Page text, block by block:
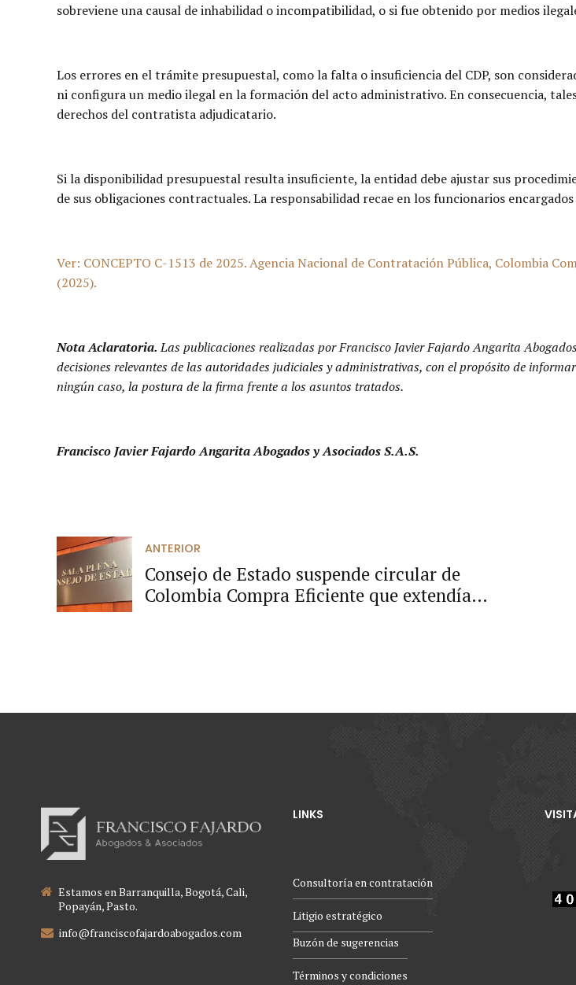
sobreviene una causal de inhabilidad o incompatibilidad, o si fue obtenido por medios
Los errores en el trámite presupuestal, como la falta o insuficiencia del CDP, son
ni configura un medio ilegal en la formación del acto administrativo. En consecuencia,
derechos del contratista adjudicatario.
Si la disponibilidad presupuestal resulta insuficiente, la entidad debe ajustar sus
de sus obligaciones contractuales. La responsabilidad recae en los funcionarios
Ver: CONCEPTO C-1513 de 2025. Agencia Nacional de Contratación Pública, Colombia
(2025).
Nota Aclaratoria.Las publicaciones realizadas por Francisco Javier Fajardo Angarita
decisiones relevantes de las autoridades judiciales y administrativas, con el propósito de
ningún caso, la postura de la firma frente a los asuntos tratados.
Francisco Javier Fajardo Angarita Abogados y Asociados S.A.S.
ANTERIOR
Consejo de Estado suspende circular de
Colombia Compra Eficiente que extendía
Estamos en Barranquilla, Bogotá, Cali,
Popayán, Pasto.
info@franciscofajardoabogados.com
LINKS
Consultoría en contratación
Litigio estratégico
Buzón de sugerencias
Términos y condiciones